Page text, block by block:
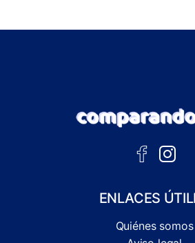
ENLACES
Quiénes somos